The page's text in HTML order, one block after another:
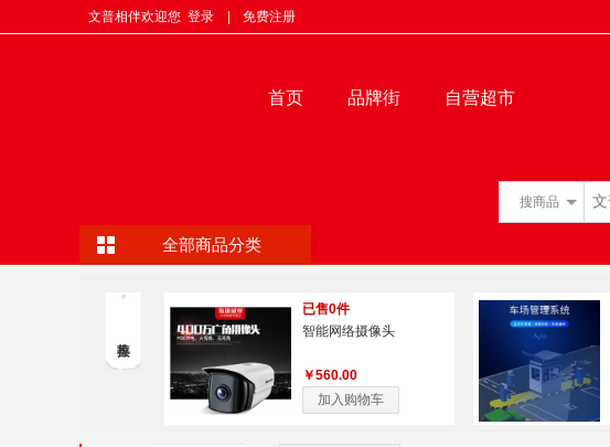
文普相伴欢迎您 登录 免费注册
首页 品牌街 自营超市
搜商品
全部商品分类
已售0件
智能网络摄像头
￥560.00
加入购物车